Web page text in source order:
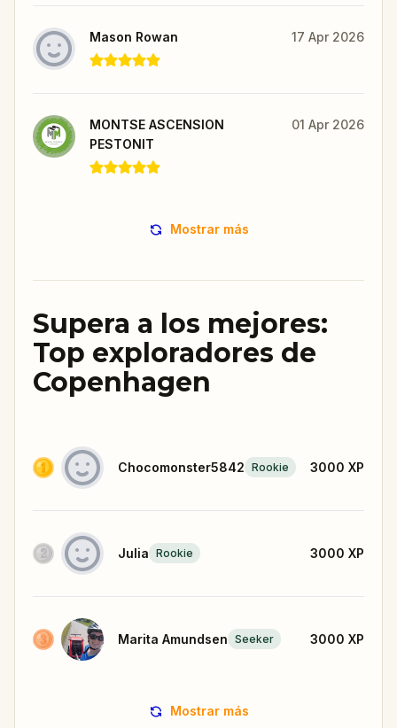
Mason Rowan 17 Apr 2026
MONTSE ASCENSION
PESTONIT
01 Apr 2026
Mostrar más
Supera a los mejores:
Top exploradores de
Copenhagen
Chocomonster5842 Rookie 3000 XP
Julia Rookie 3000 XP
Marita Amundsen Seeker 3000 XP
Mostrar más